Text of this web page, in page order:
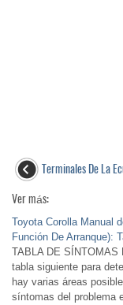
Terminales De La
Ver más:
Toyota Corolla Manual
Función De Arranque):
TABLA DE SÍNTOMAS
tabla siguiente para
hay varias áreas
síntomas del problema